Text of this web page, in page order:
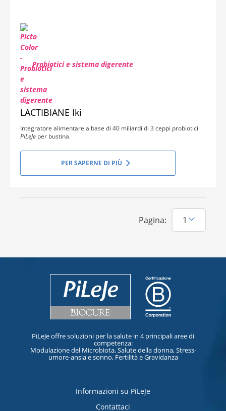
Probiotici e sistema digerente
LACTIBIANE Iki
Integratore alimentare a base di 40 miliardi di 3 ceppi probiotici
PiLeJe per bustina.
PER SAPERNE DI PIÙ
Pagina:
PiLeJe offre soluzioni per la salute in 4 principali aree di
competenza:
Modulazione del Microbiota, Salute della donna, Stress-
umore-ansia e sonno, Fertilità e Gravidanza
Informazioni su PiLeJe
Contattaci